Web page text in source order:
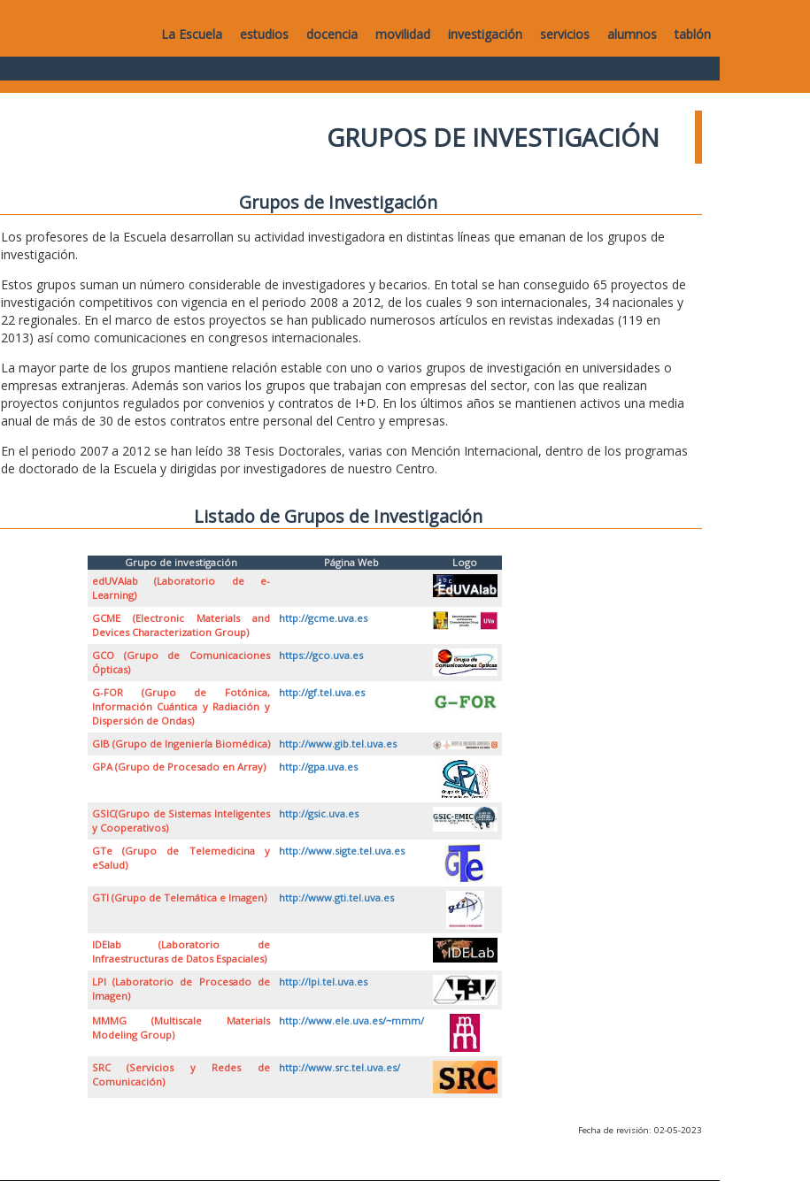
La Escuela estudios docencia movilidad investigación servicios alumnos tablón
GRUPOS DE INVESTIGACIÓN
Grupos de Investigación
Los profesores de la Escuela desarrollan su actividad investigadora en distintas líneas que emanan de los grupos de
investigación.
Estos grupos suman un número considerable de investigadores y becarios. En total se han conseguido 65 proyectos de
investigación competitivos con vigencia en el periodo 2008 a 2012, de los cuales 9 son internacionales, 34 nacionales y
22 regionales. En el marco de estos proyectos se han publicado numerosos artículos en revistas indexadas (119 en
2013) así como comunicaciones en congresos internacionales.
La mayor parte de los grupos mantiene relación estable con uno o varios grupos de investigación en universidades o
empresas extranjeras. Además son varios los grupos que trabajan con empresas del sector, con las que realizan
proyectos conjuntos regulados por convenios y contratos de I+D. En los últimos años se mantienen activos una media
anual de más de 30 de estos contratos entre personal del Centro y empresas.
En el periodo 2007 a 2012 se han leído 38 Tesis Doctorales, varias con Mención Internacional, dentro de los programas
de doctorado de la Escuela y dirigidas por investigadores de nuestro Centro.
Listado de Grupos de Investigación
Grupo de investigación Página Web
Logo
edUVAlab (Laboratorio de e-
Learning)
GCME (Electronic Materials and
Devices Characterization Group)
http://gcme.uva.es
GCO (Grupo de Comunicaciones
Ópticas)
https://gco.uva.es
G-FOR (Grupo de Fotónica,
Información Cuántica y Radiación y
Dispersión de Ondas)
http://gf.tel.uva.es
GIB (Grupo de Ingeniería Biomédica)
http://www.gib.tel.uva.es
GPA (Grupo de Procesado en Array)
http://gpa.uva.es
GSIC(Grupo de Sistemas Inteligentes
y Cooperativos)
http://gsic.uva.es
GTe (Grupo de Telemedicina y
eSalud)
http://www.sigte.tel.uva.es
GTI (Grupo de Telemática e Imagen) http://www.gti.tel.uva.es
IDElab (Laboratorio de
Infraestructuras de Datos Espaciales)
LPI (Laboratorio de Procesado de
Imagen)
http://lpi.tel.uva.es
MMMG (Multiscale Materials
Modeling Group)
http://www.ele.uva.es/~mmm/
SRC (Servicios y Redes de
Comunicación)
http://www.src.tel.uva.es/
Fecha de revisión: 02-05-2023